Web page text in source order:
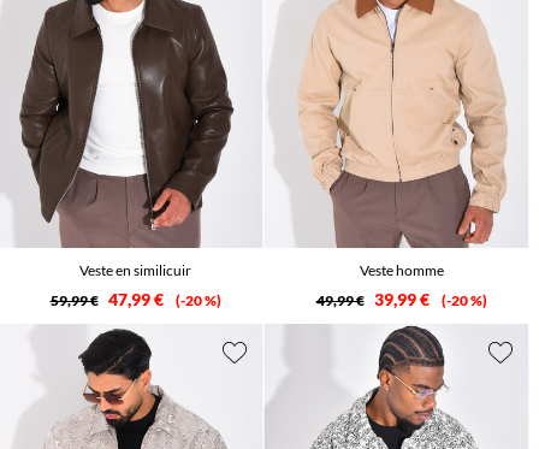
Veste en similicuir
59,99 € 47,99 € -20 %
Veste homme
49,99 € 39,99 € -20 %